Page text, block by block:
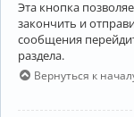
Эта кнопка
закончить и
сообщения
раздела.
Вернуться к